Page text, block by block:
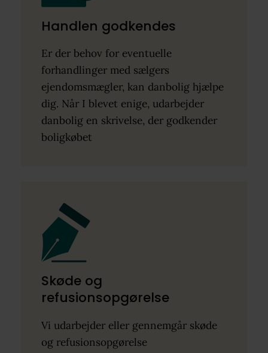
Handlen godkendes
Er der behov for eventuelle
forhandlinger med sælgers
ejendomsmægler, kan danbolig hjælpe
dig. Når I blevet enige, udarbejder
danbolig en skrivelse, der godkender
boligkøbet
Skøde og
refusionsopgørelse
Vi udarbejder eller gennemgår skøde
og refusionsopgørelse